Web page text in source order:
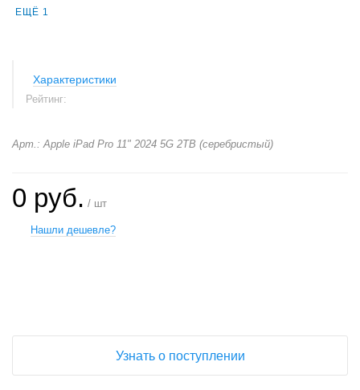
ЕЩЁ 1
Характеристики
Рейтинг:
Арт.: Apple iPad Pro 11" 2024 5G 2TB (серебристый)
0 руб. / шт
Нашли дешевле?
Узнать о поступлении